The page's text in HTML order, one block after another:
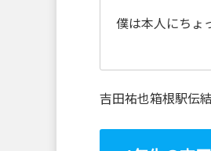
僕は本人にちょ
吉田祐也箱根駅伝